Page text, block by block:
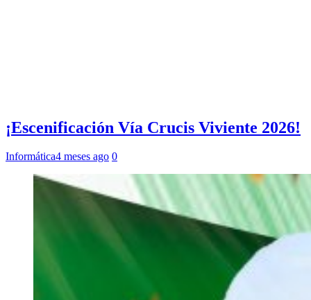
¡Escenificación Vía Crucis Viviente 2026!
Informática4 meses ago 0